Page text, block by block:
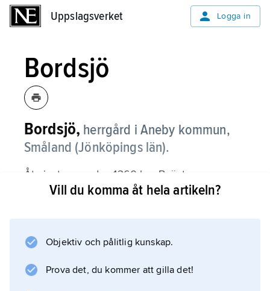
Uppslagsverket Logga in
Bordsjö
Bordsjö, herrgård i Aneby kommun,
Småland (Jönköpings län).
Åtminstone sedan 1360 har B. ägts av
medlemmar av släkten Bonde. Den
slut. Salongen har takmålningar från omkring
Vill du komma åt hela artikeln?
Objektiv och pålitlig kunskap.
Prova det, du kommer att gilla det!